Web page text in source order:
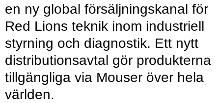
en ny global försäljningskanal för
Red Lions teknik inom industriell
styrning och diagnostik. Ett nytt
distributionsavtal gör produkterna
tillgängliga via Mouser över hela
världen.